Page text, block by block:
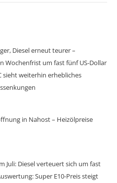
Diesel erneut teurer –
Wochenfrist um fast fünf US-Dollar
sieht weiterhin erhebliches
in Nahost – Heizölpreise
Juli: Diesel verteuert sich um fast
Super E10-Preis steigt